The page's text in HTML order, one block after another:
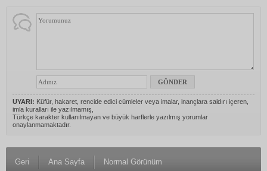
UYARI: Küfür, hakaret, rencide edici cümleler veya imalar, inançlara saldırı içeren,
imla kuralları ile yazılmamış,
Türkçe karakter kullanılmayan ve büyük harflerle yazılmış yorumlar
onaylanmamaktadır.
Geri Ana Sayfa Normal Görünüm